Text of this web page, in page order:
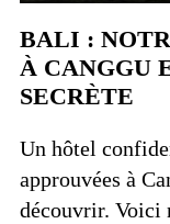
BALI :
À CANGGU
SECRÈTE
Un hôtel
approuvées à
découvrir. Voici